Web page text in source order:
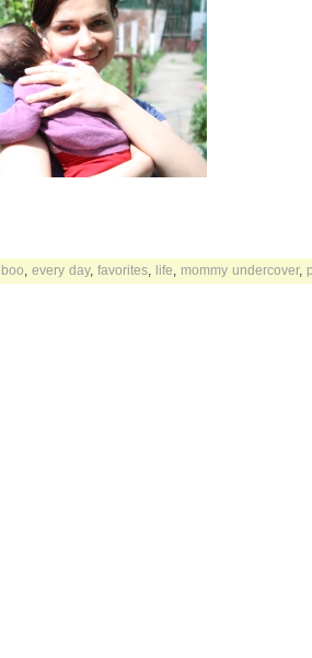
boo every day, favorites life mommy undercover,